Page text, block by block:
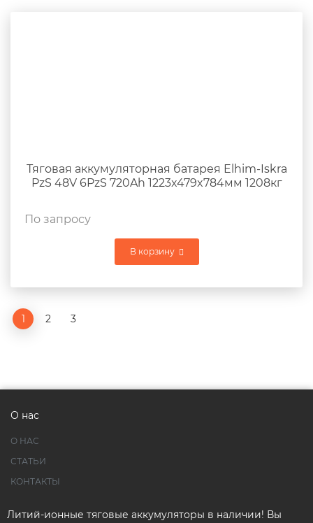
Тяговая аккумуляторная батарея Elhim-Iskra
PzS 48V 6PzS 720Ah 1223x479x784мм 1208кг
По запросу
В корзину
1 2 3
О нас
О НАС
СТАТЬИ
КОНТАКТЫ
Литий-ионные тяговые аккумуляторы в наличии! Вы